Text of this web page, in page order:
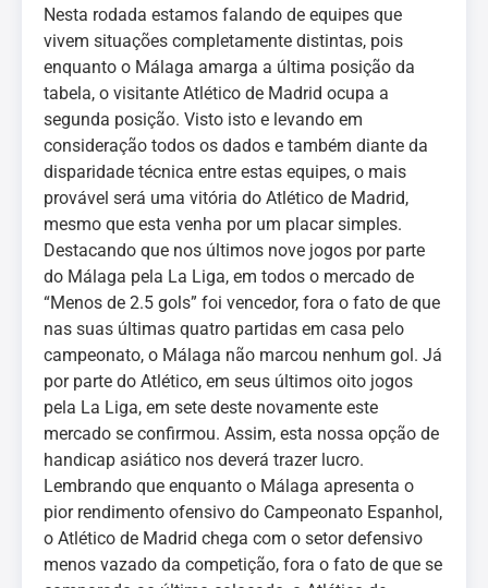
Nesta rodada estamos falando de equipes que
vivem situações completamente distintas, pois
enquanto o Málaga amarga a última posição da
tabela, o visitante Atlético de Madrid ocupa a
segunda posição. Visto isto e levando em
consideração todos os dados e também diante da
disparidade técnica entre estas equipes, o mais
provável será uma vitória do Atlético de Madrid,
mesmo que esta venha por um placar simples.
Destacando que nos últimos nove jogos por parte
do Málaga pela La Liga, em todos o mercado de
“Menos de 2.5 gols” foi vencedor, fora o fato de que
nas suas últimas quatro partidas em casa pelo
campeonato, o Málaga não marcou nenhum gol. Já
por parte do Atlético, em seus últimos oito jogos
pela La Liga, em sete deste novamente este
mercado se confirmou. Assim, esta nossa opção de
handicap asiático nos deverá trazer lucro.
Lembrando que enquanto o Málaga apresenta o
pior rendimento ofensivo do Campeonato Espanhol,
o Atlético de Madrid chega com o setor defensivo
menos vazado da competição, fora o fato de que se